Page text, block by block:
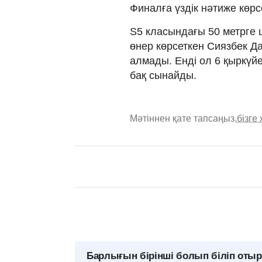
Финалға үздік нәтиже
S5 класындағы 50 метрге
өнер көрсеткен Сиязбек
алмады. Енді ол 6
бақ сынайды.
Мәтіннен қате тапсаңыз,
Барлығын бірінші болып біліп